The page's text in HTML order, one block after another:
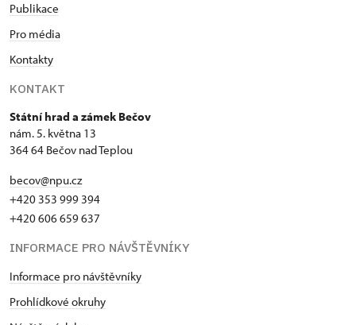
Publikace
Pro média
Kontakty
KONTAKT
Státní hrad a zámek Bečov
nám. 5. května 13
364 64 Bečov nad Teplou
becov@npu.cz
+420 353 999 394
+420 606 659 637
INFORMACE PRO NÁVŠTĚVNÍKY
Informace pro návštěvníky
Prohlídkové okruhy